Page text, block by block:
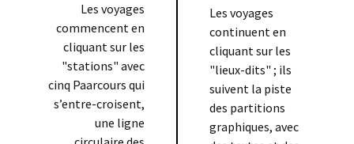
Les voyages
commencent en
cliquant sur les
"stations" avec
cinq Paarcours qui
s’entre-croisent,
une ligne
Les voyages
continuent en
cliquant sur les
"lieux-dits" ; ils
suivent la piste
des partitions
graphiques, avec